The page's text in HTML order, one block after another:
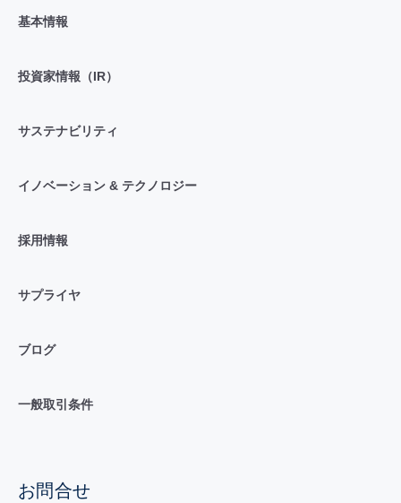
基本情報
投資家情報（IR）
サステナビリティ
イノベーション & テクノロジー
採用情報
サプライヤ
ブログ
一般取引条件
お問合せ